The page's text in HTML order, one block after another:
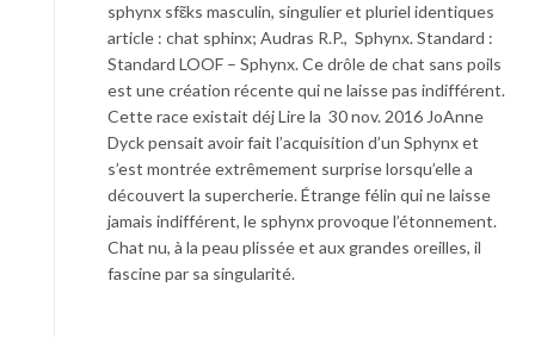
sphynx sfɛ̃ks masculin, singulier et pluriel identiques
article : chat sphinx; Audras R.P., Sphynx. Standard :
Standard LOOF – Sphynx. Ce drôle de chat sans poils
est une création récente qui ne laisse pas indifférent.
Cette race existait déj Lire la 30 nov. 2016 JoAnne
Dyck pensait avoir fait l’acquisition d’un Sphynx et
s’est montrée extrêmement surprise lorsqu’elle a
découvert la supercherie. Étrange félin qui ne laisse
jamais indifférent, le sphynx provoque l’étonnement.
Chat nu, à la peau plissée et aux grandes oreilles, il
fascine par sa singularité.